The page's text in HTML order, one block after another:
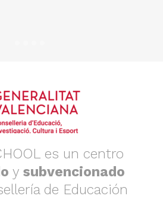
es un centro
y subvencionado
de Educación